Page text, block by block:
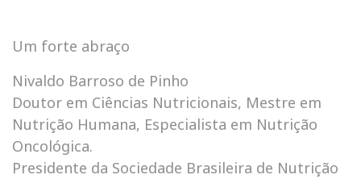
Um forte abraço
Nivaldo Barroso de Pinho
Doutor em Ciências Nutricionais, Mestre em
Nutrição Humana, Especialista em Nutrição
Oncológica.
Presidente da Sociedade Brasileira de Nutrição